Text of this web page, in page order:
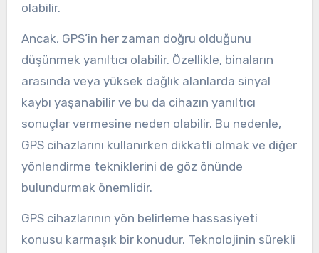
olabilir.
Ancak, GPS’in her zaman doğru olduğunu
düşünmek yanıltıcı olabilir. Özellikle, binaların
arasında veya yüksek dağlık alanlarda sinyal
kaybı yaşanabilir ve bu da cihazın yanıltıcı
sonuçlar vermesine neden olabilir. Bu nedenle,
GPS cihazlarını kullanırken dikkatli olmak ve diğer
yönlendirme tekniklerini de göz önünde
bulundurmak önemlidir.
GPS cihazlarının yön belirleme hassasiyeti
konusu karmaşık bir konudur. Teknolojinin sürekli